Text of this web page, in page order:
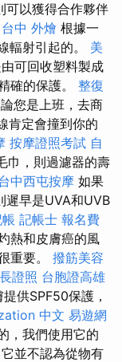
可以獲得合作夥伴
台中 外燴 根據一
輻射引起的。 美
可回收塑料製成
確的保護。 整復
您是上班，去商
肯定會撞到你的
按摩證照考試 自
巾，則過濾器的壽
中西屯按摩 如果
遲早是UVA和UVB
記帳士 報名費
熱和皮膚癌的風
重要。 撥筋美容
證照 台胞證高雄
供SPF50保護，
中文 易遊網
，我們使用它的
並不認為從物有